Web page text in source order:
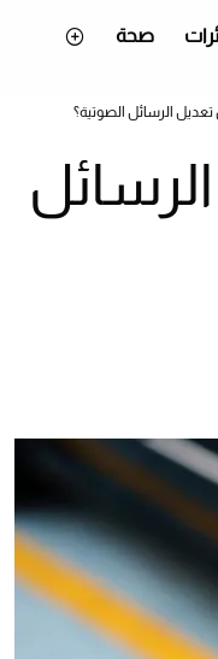
صحة
تعديل الرسائل الصوتية؟